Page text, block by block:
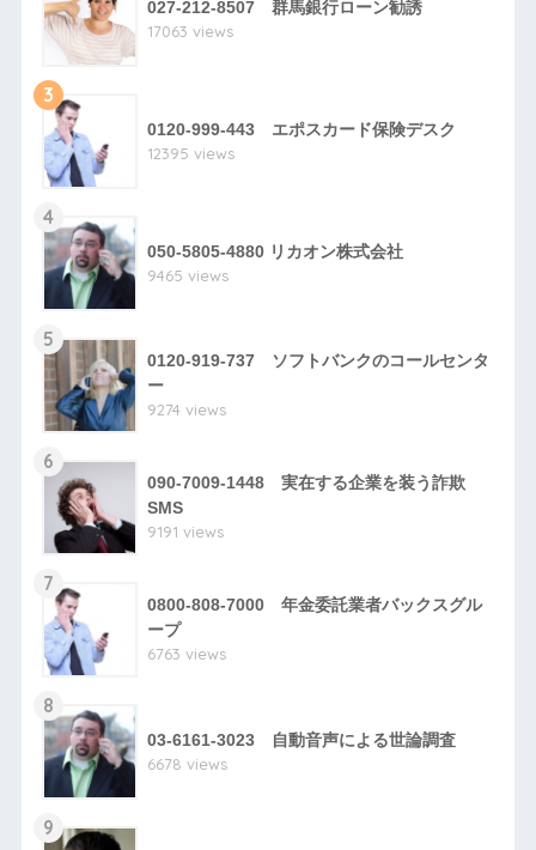
027-212-8507 群馬銀行ローン勧誘
17063 views
3
0120-999-443 エポスカード保険デスク
12395 views
4
050-5805-4880 リカオン株式会社
9465 views
5
0120-919-737 ソフトバンクのコールセンタ
ー
9274 views
6
090-7009-1448 実在する企業を装う詐欺
SMS
9191 views
7
0800-808-7000 年金委託業者バックスグル
ープ
6763 views
8
03-6161-3023 自動音声による世論調査
6678 views
9